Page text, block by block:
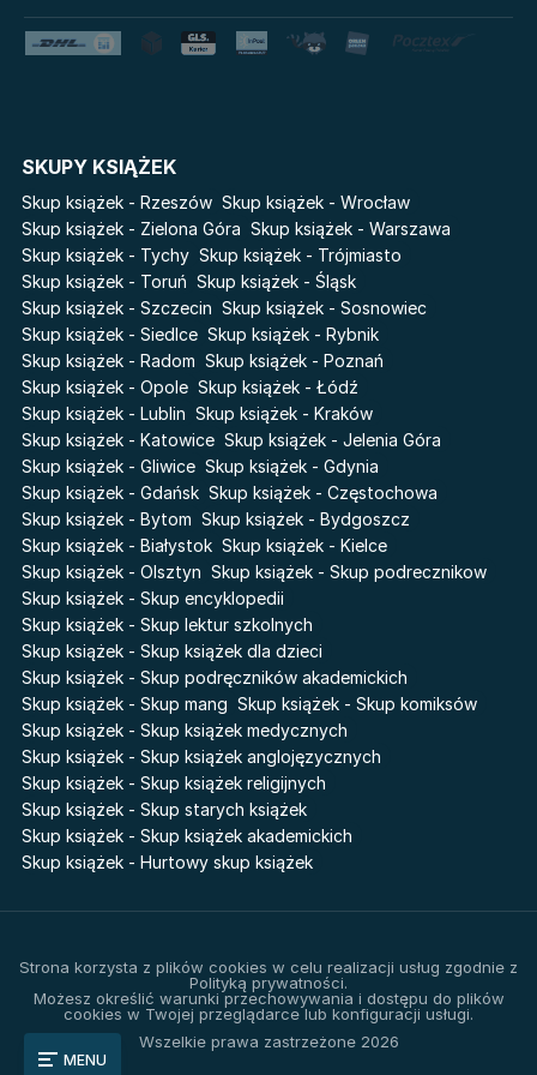
Królestwo kłamstw
Lato
Star Wars Darth Vader
Pamiętniki Wampirów
Basia. Wielka księga.
Poznawaj świat z Basią
The Hazel Wood
Zmierzch
Faye
Katie Maguire
Liceum Freuda
Sherlock Holmes Society
Światy Pilipiuka
Cień od wschodu
Przebudzenie powietrza
Pieśń Lwicy
Akademia wampirów
Karneval
Baśń o złamanym sercu
Prosta zabawa
SKUPY KSIĄŻEK
Skup książek - Rzeszów Skup książek - Wrocław
Skup książek - Zielona Góra Skup książek - Warszawa
Skup książek - Tychy Skup książek - Trójmiasto
Skup książek - Toruń Skup książek - Śląsk
Skup książek - Szczecin Skup książek - Sosnowiec
Skup książek - Siedlce Skup książek - Rybnik
Skup książek - Radom Skup książek - Poznań
Skup książek - Opole Skup książek - Łódź
Skup książek - Lublin Skup książek - Kraków
Skup książek - Katowice Skup książek - Jelenia Góra
Skup książek - Gliwice Skup książek - Gdynia
Skup książek - Gdańsk Skup książek - Częstochowa
Skup książek - Bytom Skup książek - Bydgoszcz
Skup książek - Białystok Skup książek - Kielce
Skup książek - Olsztyn Skup książek - Skup podrecznikow
Skup książek - Skup encyklopedii
Skup książek - Skup lektur szkolnych
Skup książek - Skup książek dla dzieci
Skup książek - Skup podręczników akademickich
Skup książek - Skup mang Skup książek - Skup komiksów
Skup książek - Skup książek medycznych
Skup książek - Skup książek anglojęzycznych
Skup książek - Skup książek religijnych
Skup książek - Skup starych książek
Skup książek - Skup książek akademickich
Skup książek - Hurtowy skup książek
Strona korzysta z plików cookies w celu realizacji usług zgodnie z
Polityką prywatności.
Możesz określić warunki przechowywania i dostępu do plików
cookies w Twojej przeglądarce lub konfiguracji usługi.
Wszelkie prawa zastrzeżone 2026
MENU